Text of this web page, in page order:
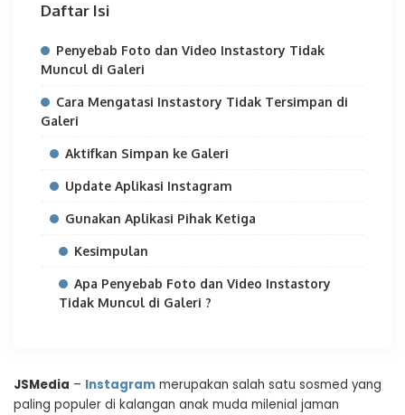
Daftar Isi
Penyebab Foto dan Video Instastory Tidak
Muncul di Galeri
Cara Mengatasi Instastory Tidak Tersimpan di
Galeri
Aktifkan Simpan ke Galeri
Update Aplikasi Instagram
Gunakan Aplikasi Pihak Ketiga
Kesimpulan
Apa Penyebab Foto dan Video Instastory
Tidak Muncul di Galeri ?
JSMedia – Instagram merupakan salah satu sosmed yang
paling populer di kalangan anak muda milenial jaman